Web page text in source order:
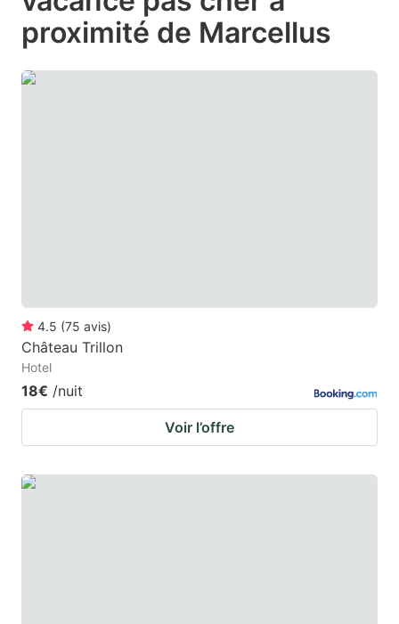
question
mark
key
question
mark
key
proximité de Marcellus
4.5 (75 avis)
Château Trillon
Hotel
18€ /nuit
Voir l’offre